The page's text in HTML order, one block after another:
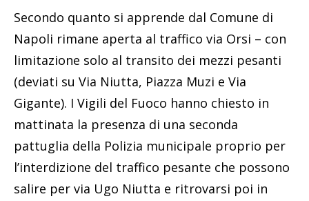
Secondo quanto si apprende dal Comune di
Napoli rimane aperta al traffico via Orsi – con
limitazione solo al transito dei mezzi pesanti
(deviati su Via Niutta, Piazza Muzi e Via
Gigante). I Vigili del Fuoco hanno chiesto in
mattinata la presenza di una seconda
pattuglia della Polizia municipale proprio per
l’interdizione del traffico pesante che possono
salire per via Ugo Niutta e ritrovarsi poi in